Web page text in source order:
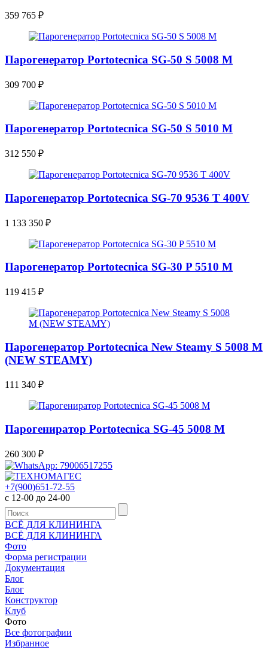
359 765 ₽
Парогенератор Portotecnica SG-50 S 5008 M
309 700 ₽
Парогенератор Portotecnica SG-50 S 5010 M
312 550 ₽
Парогенератор Portotecnica SG-70 9536 T 400V
1 133 350 ₽
Парогенератор Portotecnica SG-30 P 5510 M
119 415 ₽
Парогенератор Portotecnica New Steamy S 5008 M
(NEW STEAMY)
111 340 ₽
Парогениратор Portotecnica SG-45 5008 M
260 300 ₽
+7(900)651-72-55
с 12-00 до 24-00
ВСЁ ДЛЯ КЛИНИНГА
ВСЁ ДЛЯ КЛИНИНГА
Фото
Форма регистрации
Документация
Блог
Блог
Конструктор
Клуб
Фото
Все фотографии
Избранное